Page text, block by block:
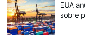
EUA
sobre